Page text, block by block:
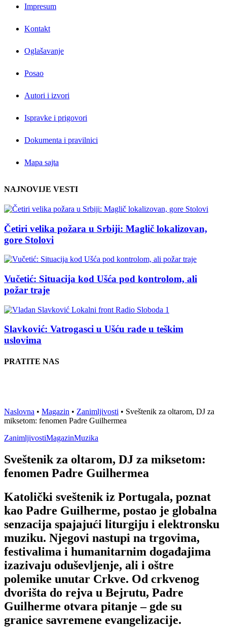
Impresum
Kontakt
Oglašavanje
Posao
Autori i izvori
Ispravke i prigovori
Dokumenta i pravilnici
Mapa sajta
NAJNOVIJE VESTI
Četiri velika požara u Srbiji: Maglič lokalizovan,
gore Stolovi
Vučetić: Situacija kod Ušća pod kontrolom, ali
požar traje
Slavković: Vatrogasci u Ušću rade u teškim
uslovima
PRATITE NAS
Naslovna • Magazin • Zanimljivosti • Sveštenik za oltarom, DJ za
miksetom: fenomen Padre Guilhermea
ZanimljivostiMagazinMuzika
Sveštenik za oltarom, DJ za miksetom:
fenomen Padre Guilhermea
Katolički sveštenik iz Portugala, poznat
kao Padre Guilherme, postao je globalna
senzacija spajajući liturgiju i elektronsku
muziku. Njegovi nastupi na trgovima,
festivalima i humanitarnim događajima
izazivaju oduševljenje, ali i oštre
polemike unutar Crkve. Od crkvenog
dvorišta do rejva u Bejrutu, Padre
Guilherme otvara pitanje – gde su
granice savremene evangelizacije.